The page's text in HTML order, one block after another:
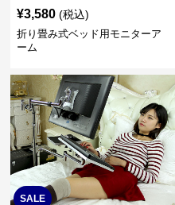
¥3,580 (税込)
折り畳み式ベッド用モニターア
ーム
SALE